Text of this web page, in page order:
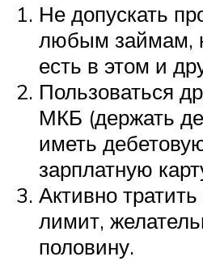
Не допускать
любым займам,
есть в этом и
Пользоваться
МКБ (держать
иметь
зарплатную
Активно
лимит,
половину.